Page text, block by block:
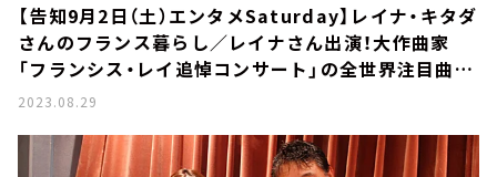
【告知9月2日（土）エンタメSaturday】レイナ・キタダ
さんのフランス暮らし／レイナさん出演！大作曲家
「フランシス・レイ追悼コンサート」の全世界注目曲と
は▼「魔法使いアキットのマジカルラジオ」ゲストは
2023.08.29